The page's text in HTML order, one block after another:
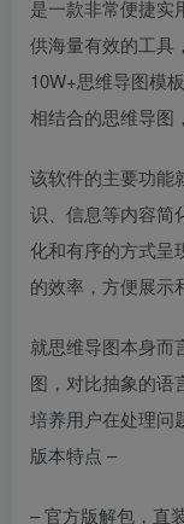
是一款非常便捷实
供海量有效的工具
10W+思维导图模
相结合的思维导图
该软件的主要功能
识、信息等内容简
化和有序的方式呈
的效率，方便展示
就思维导图本身而
图，对比抽象的语
培养用户在处理问
版本特点 –
– 官方版解包，直